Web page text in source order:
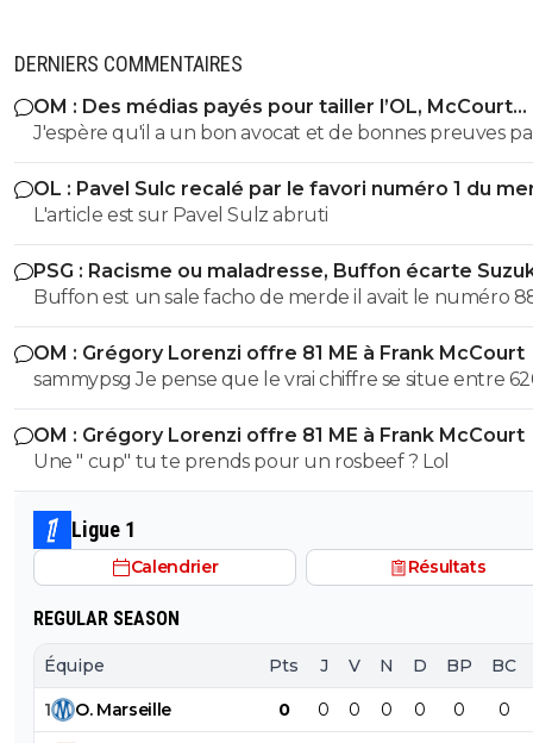
DERNIERS COMMENTAIRES
OM : Des médias payés pour tailler l’OL, McCourt
accusé
J'espère qu'il a un bon avocat et de bonnes preuves
qu'il va vite exploser en vol avec ses différentes
OL : Pavel Sulc recalé par le favori numéro 1 du
L'article est sur Pavel Sulz abruti
PSG : Racisme ou maladresse, Buffon écarte
Buffon est un sale facho de merde il avait le numéro
cetait pas un hasard...
OM : Grégory Lorenzi offre 81 ME à Frank McCourt
sammypsg Je pense que le vrai chiffre se situe entre
700 M
OM : Grégory Lorenzi offre 81 ME à Frank McCourt
Une " cup" tu te prends pour un rosbeef ? Lol
Ligue 1
Calendrier Résultats
REGULAR SEASON
Équipe Pts J V N D BP BC
1 O. Marseille 0 0 0 0 0 0 0